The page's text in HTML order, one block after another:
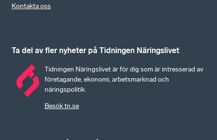
Kontakta oss
Ta del av fler nyheter på Tidningen Näringslivet
Tidningen Näringslivet är för dig som är intresserad av
företagande, ekonomi, arbetsmarknad och
näringspolitik.
Besök tn.se